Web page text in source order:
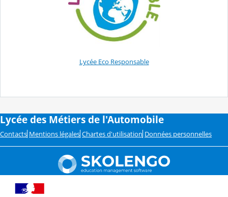
​Lycée Eco Responsable
Lycée des Métiers de l'Automobile
Contacts Mentions légales Chartes d'utilisation Données personnelles